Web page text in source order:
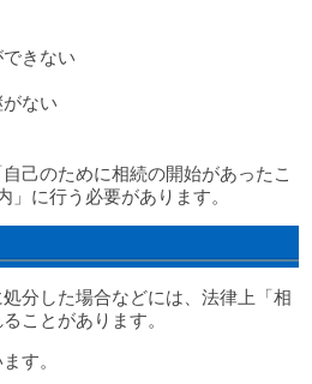
きない
ない
己のために相続の開始があったこ
」に行う必要があります。
分した場合などには、法律上「相
ことがあります。
す。